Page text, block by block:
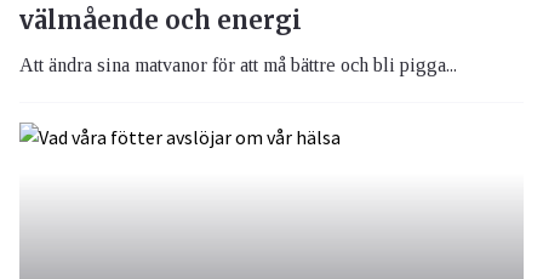
välmående och energi
Att ändra sina matvanor för att må bättre och bli pigga...